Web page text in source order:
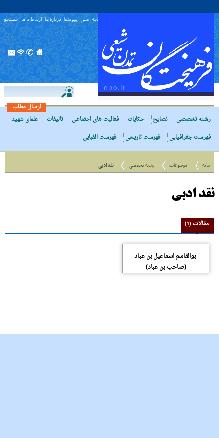
صفحه اصلی پیوندها درباره ما ارتباط با ما جستجو
ارسال مطلب
رشته تخصصی
نصایح حکایات فعالیت های اجتماعی تالیفات
علمای شهید
فهرست جغرافیایی
فهرست تاریخی فهرست الفبایی
خانه موضوعات رشته تخصصی نقد ادبی
نقد ادبی
مقالات(1)
ابوالقاسم اسماعیل بن عباد
(صاحب بن عباد)